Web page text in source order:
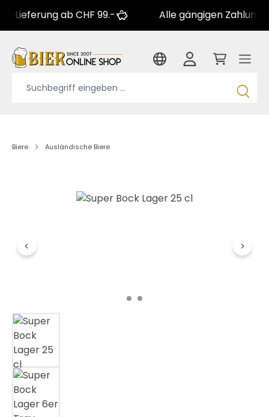
ab CHF 99.- Alle gängigen Zahlungsarten
Biere Ausländische Biere